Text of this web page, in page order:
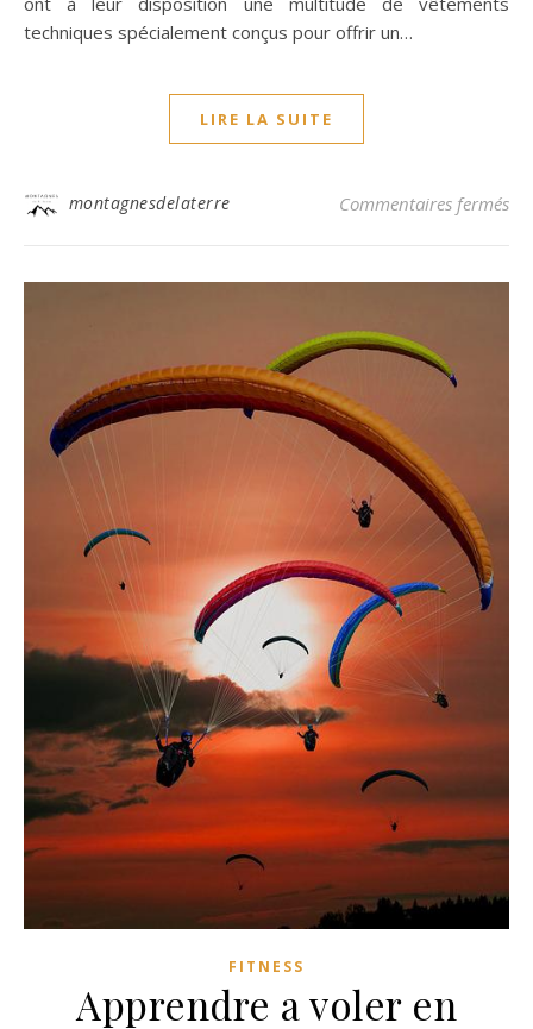
techniques spécialement conçus pour offrir un…
LIRE LA SUITE
montagnesdelaterre Commentaires fermés
FITNESS
Apprendre a voler en